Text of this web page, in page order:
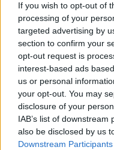
If you wish to opt-out of
processing of your
targeted advertising by
section to confirm your
opt-out request is
interest-based ads
us or personal
your opt-out. You may
disclosure of your
IAB’s list of
also be disclosed by us
Downstream Participants
Ne s'agit pas de feux de
Ain't about souped-up
Ne s'agit pas de
Drowning in a bottle
Se noyer dans une